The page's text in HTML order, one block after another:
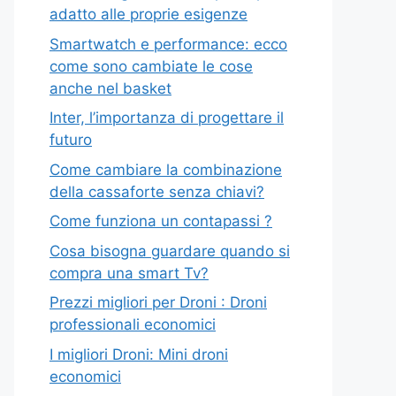
adatto alle proprie esigenze
Smartwatch e performance: ecco
come sono cambiate le cose
anche nel basket
Inter, l’importanza di progettare il
futuro
Come cambiare la combinazione
della cassaforte senza chiavi?
Come funziona un contapassi ?
Cosa bisogna guardare quando si
compra una smart Tv?
Prezzi migliori per Droni : Droni
professionali economici
I migliori Droni: Mini droni
economici